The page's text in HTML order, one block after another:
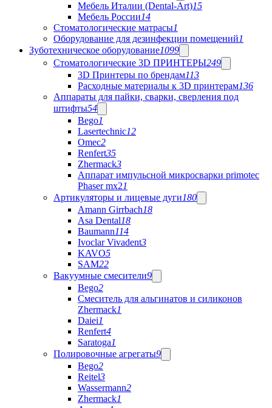
Мебель Италии (Dental-Art)15
Мебель России14
Стоматологические матрасы1
Оборудование для дезинфекции помещений1
Зуботехническое оборудование1099
Стоматологические 3D ПРИНТЕРЫ249
3D Принтеры по брендам113
Расходные материалы к 3D принтерам136
Аппараты для пайки, сварки, сверления под
штифты54
Bego1
Lasertechnic12
Omec2
Renfert35
Zhermack3
Аппарат импульсной микросварки primotec
Phaser mx21
Артикуляторы и лицевые дуги180
Amann Girrbach18
Asa Dental18
Baumann114
Ivoclar Vivadent3
KAVO5
SAM22
Вакуумные смесители9
Bego2
Cмеситель для альгинатов и силиконов
Zhermack1
Daiei1
Renfert4
Saratoga1
Полировочные агрегаты9
Bego2
Reitel3
Wassermann2
Zhermack1